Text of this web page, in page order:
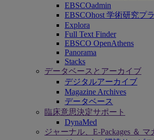
EBSCOadmin
EBSCOhost 学術研究プ
Explora
Full Text Finder
EBSCO OpenAthens
Panorama
Stacks
データベースとアーカイブ
デジタルアーカイブ
Magazine Archives
データベース
臨床意思決定サポート
DynaMed
ジャーナル、E-Packages ＆ マ